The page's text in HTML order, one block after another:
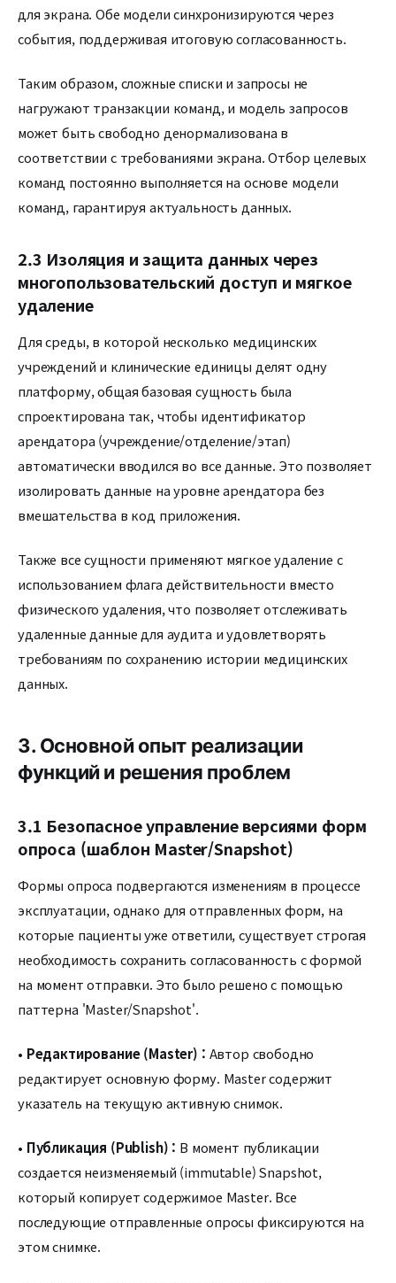
для экрана. Обе модели синхронизируются через
события, поддерживая итоговую согласованность.
Таким образом, сложные списки и запросы не
нагружают транзакции команд, и модель запросов
может быть свободно денормализована в
соответствии с требованиями экрана. Отбор целевых
команд постоянно выполняется на основе модели
команд, гарантируя актуальность данных.
2.3 Изоляция и защита данных через
многопользовательский доступ и мягкое
удаление
Для среды, в которой несколько медицинских
учреждений и клинические единицы делят одну
платформу, общая базовая сущность была
спроектирована так, чтобы идентификатор
арендатора (учреждение/отделение/этап)
автоматически вводился во все данные. Это позволяет
изолировать данные на уровне арендатора без
вмешательства в код приложения.
Также все сущности применяют мягкое удаление с
использованием флага действительности вместо
физического удаления, что позволяет отслеживать
удаленные данные для аудита и удовлетворять
требованиям по сохранению истории медицинских
данных.
3. Основной опыт реализации
функций и решения проблем
3.1 Безопасное управление версиями форм
опроса (шаблон Master/Snapshot)
Формы опроса подвергаются изменениям в процессе
эксплуатации, однако для отправленных форм, на
которые пациенты уже ответили, существует строгая
необходимость сохранить согласованность с формой
на момент отправки. Это было решено с помощью
паттерна 'Master/Snapshot'.
• Редактирование (Master) : Автор свободно
редактирует основную форму. Master содержит
указатель на текущую активную снимок.
• Публикация (Publish) : В момент публикации
создается неизменяемый (immutable) Snapshot,
который копирует содержимое Master. Все
последующие отправленные опросы фиксируются на
этом снимке.